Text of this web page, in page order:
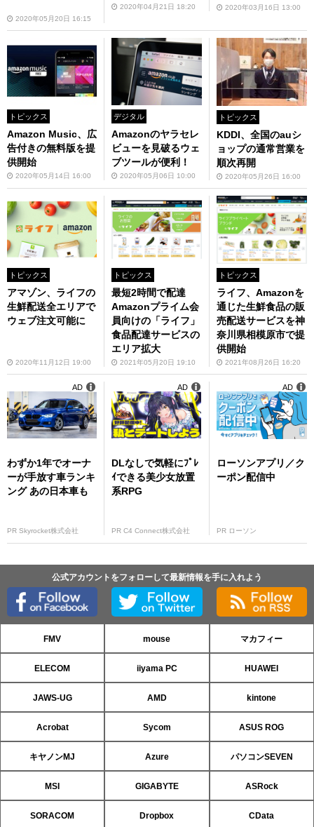
2020年05月20日 16:15
2020年04月21日 18:20 2020年03月16日 13:00
トピックス
Amazon Music、広
告付きの無料版を提
供開始
2020年05月14日 16:00
デジタル
Amazonのヤラセレ
ビューを見破るウェ
ブツールが便利！
2020年05月06日 10:00
トピックス
KDDI、全国のauシ
ョップの通常営業を
順次再開
2020年05月26日 16:00
トピックス
アマゾン、ライフの
生鮮配送全エリアで
ウェブ注文可能に
2020年11月12日 19:00
トピックス
最短2時間で配達
Amazonプライム会
員向けの「ライフ」
食品配達サービスの
エリア拡大
2021年05月20日 19:10
トピックス
ライフ、Amazonを
通じた生鮮食品の販
売配送サービスを神
奈川県相模原市で提
供開始
2021年08月26日 16:20
わずか1年でオーナ
ーが手放す車ランキ
ング あの日本車も
PR Skyrocket株式会社
AD
DLなしで気軽にﾌﾟﾚ
ｲできる美少女放置
系RPG
PR C4 Connect株式会社
AD
ローソンアプリ／ク
ーポン配信中
PR ローソン
AD
公式アカウントをフォローして最新情報を手に入れよう
FMV mouse マカフィー
ELECOM iiyama PC HUAWEI
JAWS-UG AMD kintone
Acrobat Sycom ASUS ROG
キヤノンMJ Azure パソコンSEVEN
MSI GIGABYTE ASRock
SORACOM Dropbox CData